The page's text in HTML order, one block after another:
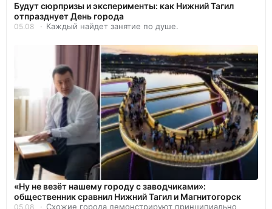
Будут сюрпризы и эксперименты: как Нижний Тагил
отпразднует День города
05.08 Каждый найдет занятие по душе.
«Ну не везёт нашему городу с заводчиками»:
общественник сравнил Нижний Тагил и Магнитогорск
05.08
Схожие города демонстрируют принципиально